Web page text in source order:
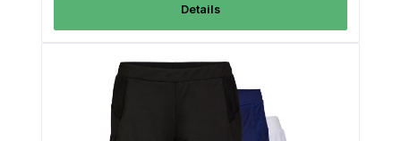
Details